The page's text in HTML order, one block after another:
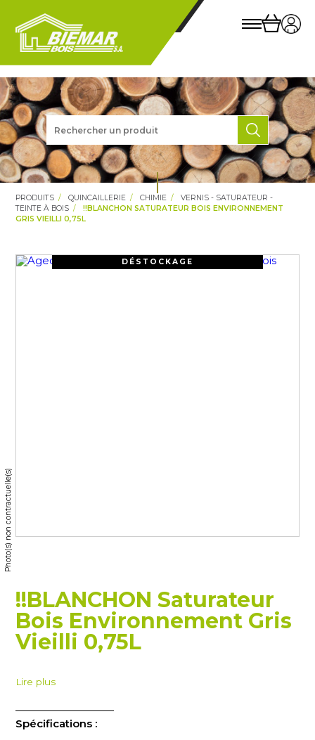
PRODUITS QUINCAILLERIE CHIMIE
VERNIS - SATURATEUR -
TEINTE À BOIS
!!BLANCHON SATURATEUR BOIS ENVIRONNEMENT
GRIS VIEILLI 0,75L
DÉSTOCKAGE
Photo(s) non contractuelle(s)
!!BLANCHON Saturateur
Bois Environnement Gris
Vieilli 0,75L
Lire plus
Spécifications :